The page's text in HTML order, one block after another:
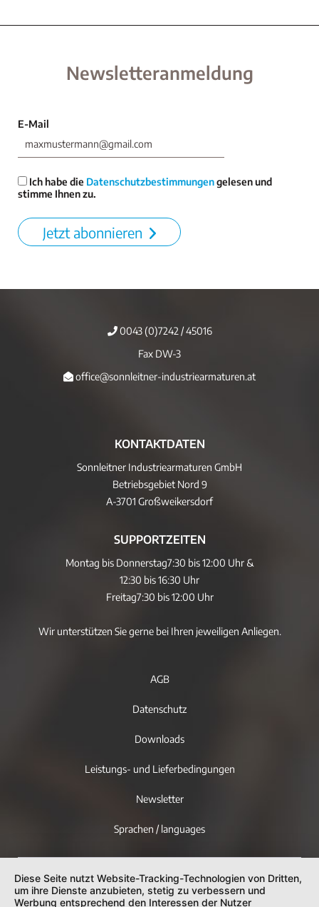
Newsletteranmeldung
E-Mail
Ich habe die Datenschutzbestimmungengelesen und
stimme Ihnen zu.
Jetzt abonnieren
0043 (0)7242 / 45016
Fax DW-3
office@sonnleitner-industriearmaturen.at
KONTAKTDATEN
Sonnleitner Industriearmaturen GmbH
Betriebsgebiet Nord 9
A-3701 Großweikersdorf
SUPPORTZEITEN
Montag bis Donnerstag7:30 bis 12:00 Uhr &
12:30 bis 16:30 Uhr
Freitag7:30 bis 12:00 Uhr
Wir unterstützen Sie gerne bei Ihren jeweiligen Anliegen.
AGB
Datenschutz
Downloads
Leistungs- und Lieferbedingungen
Newsletter
Sprachen / languages
Diese Seite nutzt Website-Tracking-Technologien von Dritten,
um ihre Dienste anzubieten, stetig zu verbessern und
Werbung entsprechend den Interessen der Nutzer